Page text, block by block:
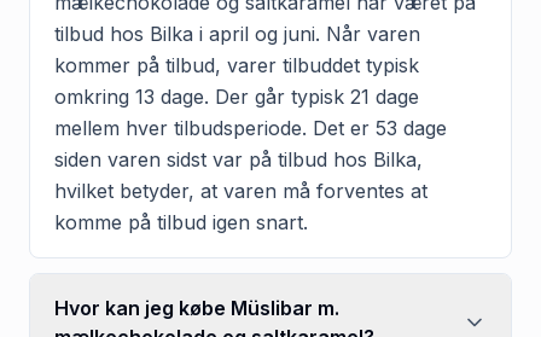
tilbud hos Bilka i april og juni. Når varen
kommer på tilbud, varer tilbuddet typisk
omkring 13 dage. Der går typisk 21 dage
mellem hver tilbudsperiode. Det er 53 dage
siden varen sidst var på tilbud hos Bilka,
hvilket betyder, at varen må forventes at
komme på tilbud igen snart.
Hvor kan jeg købe Müslibar m.